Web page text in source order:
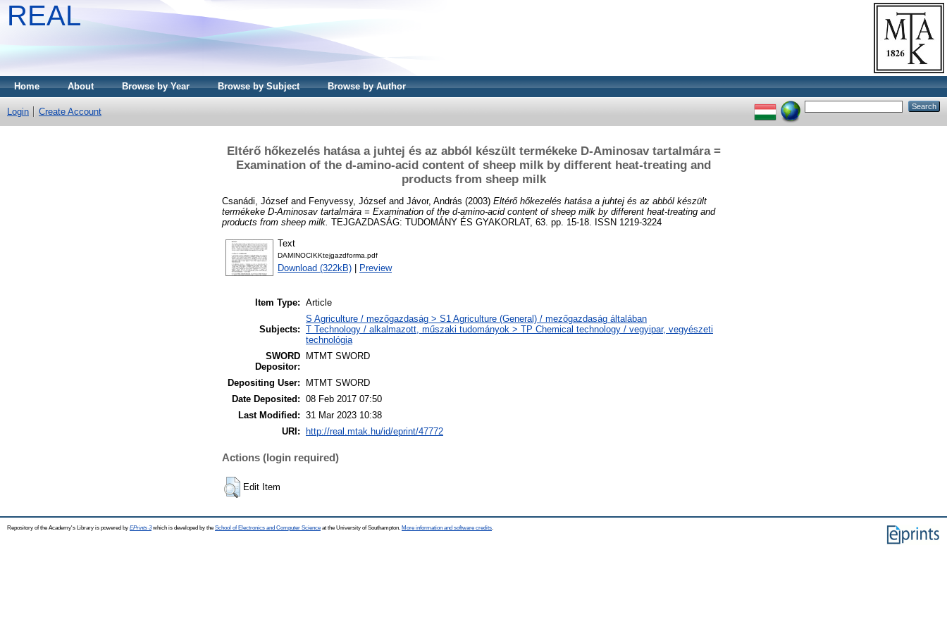
REAL
Home About Browse by Year Browse by Subject Browse by Author
Login Create Account
Eltérő hőkezelés hatása a juhtej és az abból készült termékeke D-Aminosav tartalmára =
Examination of the d-amino-acid content of sheep milk by different heat-treating and
products from sheep milk
Csanádi, József and Fenyvessy, József and Jávor, András (2003) Eltérő hőkezelés hatása a juhtej és az abból készült
termékeke D-Aminosav tartalmára = Examination of the d-amino-acid content of sheep milk by different heat-treating and
products from sheep milk. TEJGAZDASÁG: TUDOMÁNY ÉS GYAKORLAT, 63. pp. 15-18. ISSN 1219-3224
Text
DAMINOCIKKtejgazdforma.pdf
Download (322kB) Preview
Item Type: Article
Subjects:
S Agriculture / mezőgazdaság > S1 Agriculture (General) / mezőgazdaság általában
T Technology / alkalmazott, műszaki tudományok > TP Chemical technology / vegyipar, vegyészeti
technológia
SWORD
Depositor:
MTMT SWORD
Depositing User:
MTMT SWORD
Date Deposited: 08 Feb 2017 07:50
Last Modified: 31 Mar 2023 10:38
URI:
http://real.mtak.hu/id/eprint/47772
Actions (login required)
Edit Item
Repository of the Academy's Library is powered by EPrints 3which is developed by the School of Electronics and Computer Science at the University of Southampton. More information and software credits